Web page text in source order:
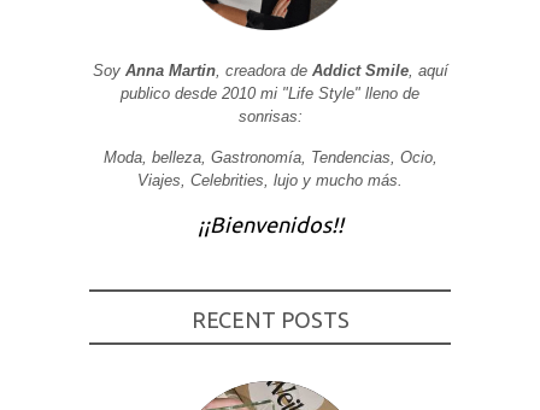
Soy Anna Martin, creadora de Addict Smile, aquí
publico desde 2010 mi "Life Style" lleno de
sonrisas:
Moda, belleza, Gastronomía, Tendencias, Ocio,
Viajes, Celebrities, lujo y mucho más.
¡¡Bienvenidos!!
RECENT POSTS
y estructura
de la web, en